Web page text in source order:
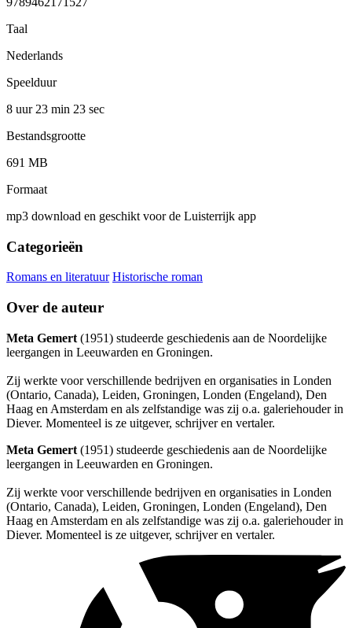
Taal
Nederlands
Speelduur
8 uur 23 min 23 sec
Bestandsgrootte
691 MB
Formaat
mp3 download en geschikt voor de Luisterrijk app
Categorieën
Romans en literatuur Historische roman
Over de auteur
Meta Gemert (1951) studeerde geschiedenis aan de Noordelijke
leergangen in Leeuwarden en Groningen.
Zij werkte voor verschillende bedrijven en organisaties in Londen
(Ontario, Canada), Leiden, Groningen, Londen (Engeland), Den
Haag en Amsterdam en als zelfstandige was zij o.a. galeriehouder in
Diever. Momenteel is ze uitgever, schrijver en vertaler.
Meta Gemert (1951) studeerde geschiedenis aan de Noordelijke
leergangen in Leeuwarden en Groningen.
Zij werkte voor verschillende bedrijven en organisaties in Londen
(Ontario, Canada), Leiden, Groningen, Londen (Engeland), Den
Haag en Amsterdam en als zelfstandige was zij o.a. galeriehouder in
Diever. Momenteel is ze uitgever, schrijver en vertaler.